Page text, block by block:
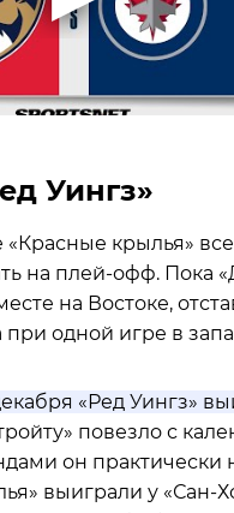
Уингз»
крылья»
на плей-офф. Пока
на Востоке,
при одной игре в
«Ред Уингз»
повезло с
он практически
выиграли у «Сан-